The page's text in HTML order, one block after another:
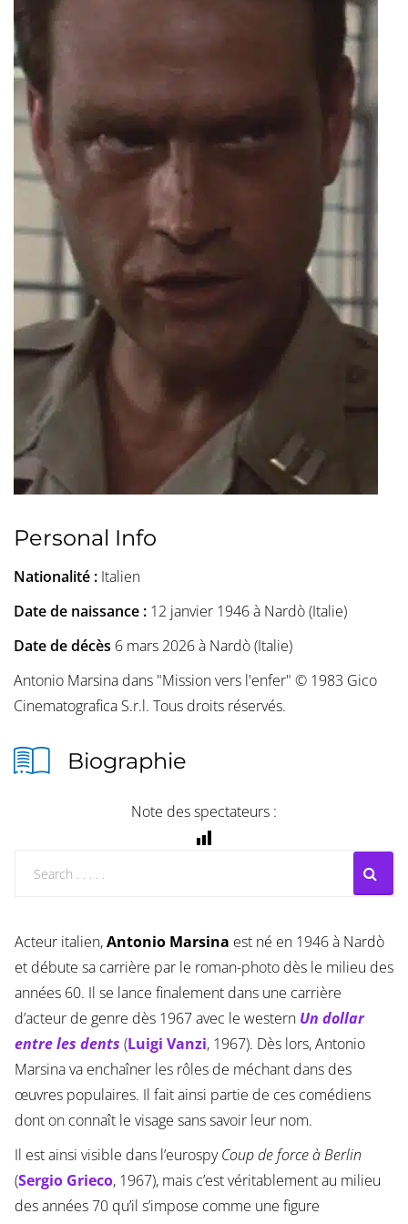
Personal Info
Nationalité : Italien
Date de naissance : 12 janvier 1946 à Nardò (Italie)
Date de décès 6 mars 2026 à Nardò (Italie)
Antonio Marsina dans "Mission vers l'enfer" © 1983 Gico
Cinematografica S.r.l. Tous droits réservés.
Biographie
Note des spectateurs :
Acteur italien,Antonio Marsina est né en 1946 à Nardò
et débute sa carrière par le roman-photo dès le milieu des
années 60. Il se lance finalement dans une carrière
d’acteur de genre dès 1967 avec le western Un dollar
entre les dents (Luigi Vanzi, 1967). Dès lors, Antonio
Marsina va enchaîner les rôles de méchant dans des
œuvres populaires. Il fait ainsi partie de ces comédiens
dont on connaît le visage sans savoir leur nom.
Il est ainsi visible dans l’eurospyCoup de force à Berlin
(Sergio Grieco, 1967), mais c’est véritablement au milieu
des années 70 qu’il s’impose comme une figure